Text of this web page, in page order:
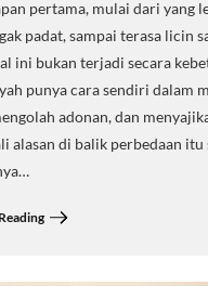
pertama, mulai dari yang
padat, sampai terasa licin
ini bukan terjadi secara
punya cara sendiri dalam
adonan, dan
alasan di balik perbedaan itu